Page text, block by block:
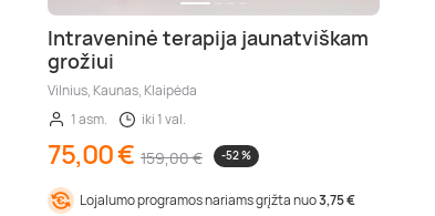
Intraveninė terapija jaunatviškam
grožiui
Vilnius, Kaunas, Klaipėda
1 asm.
iki 1 val.
75,00 € 159,00 € -52 %
Lojalumo programos nariams grįžta nuo3,75 €